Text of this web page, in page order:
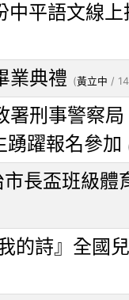
中平語文線上
業典禮 (黃立中 /
署刑事警察
踴躍報名參加
長盃班級體
的詩』全國